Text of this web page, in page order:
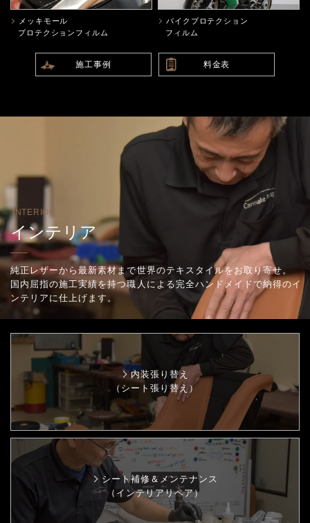
メッキモール
プロテクションフィルム
バイクプロテクション
フィルム
施工事例 料金表
INTERIOR
インテリア
純正レザーから最新素材まで世界のテキスタイルをお取り寄せ。
国内屈指の施工実績を持つ職人による完全ハンドメイドで納得のイ
ンテリアに仕上げます。
内装張り替え
（シート張り替え）
シート補修＆メンテナンス
（インテリアリペア）